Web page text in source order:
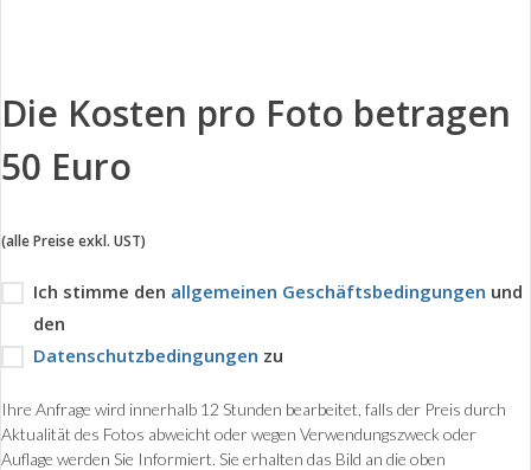
Die Kosten pro Foto betragen
50 Euro
(alle Preise exkl. UST)
Ich stimme den allgemeinen Geschäftsbedingungen und
den
Datenschutzbedingungen zu
Ihre Anfrage wird innerhalb 12 Stunden bearbeitet, falls der Preis durch
Aktualität des Fotos abweicht oder wegen Verwendungszweck oder
Auflage werden Sie Informiert. Sie erhalten das Bild an die oben